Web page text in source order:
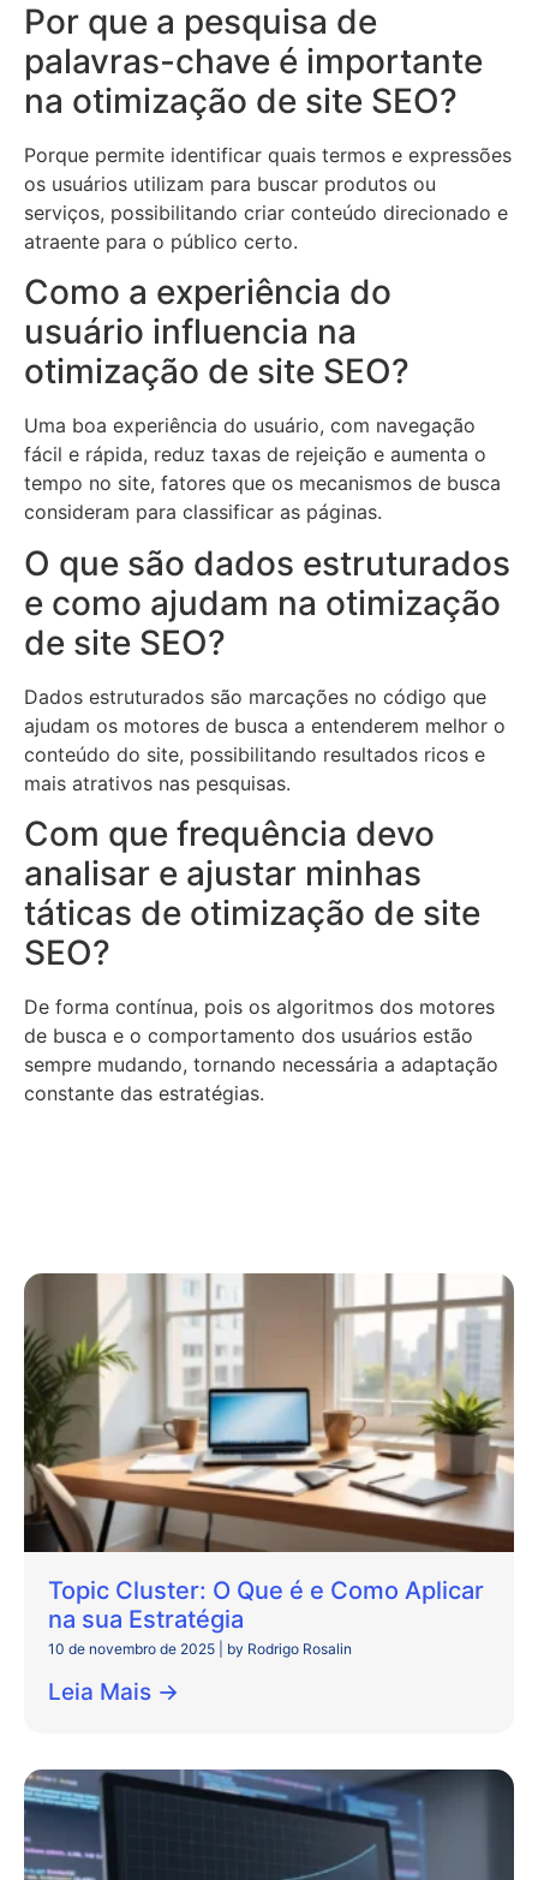
Por que a pesquisa de
palavras-chave é importante
na otimização de site SEO?
Porque permite identificar quais termos e expressões
os usuários utilizam para buscar produtos ou
serviços, possibilitando criar conteúdo direcionado e
atraente para o público certo.
Como a experiência do
usuário influencia na
otimização de site SEO?
Uma boa experiência do usuário, com navegação
fácil e rápida, reduz taxas de rejeição e aumenta o
tempo no site, fatores que os mecanismos de busca
consideram para classificar as páginas.
O que são dados estruturados
e como ajudam na otimização
de site SEO?
Dados estruturados são marcações no código que
ajudam os motores de busca a entenderem melhor o
conteúdo do site, possibilitando resultados ricos e
mais atrativos nas pesquisas.
Com que frequência devo
analisar e ajustar minhas
táticas de otimização de site
SEO?
De forma contínua, pois os algoritmos dos motores
de busca e o comportamento dos usuários estão
sempre mudando, tornando necessária a adaptação
constante das estratégias.
Topic Cluster: O Que é e Como Aplicar
na sua Estratégia
10 de novembro de 2025 by Rodrigo Rosalin
Leia Mais →